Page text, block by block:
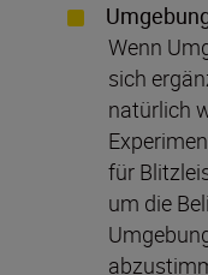
Wenn
sich
natürlich
für
um die